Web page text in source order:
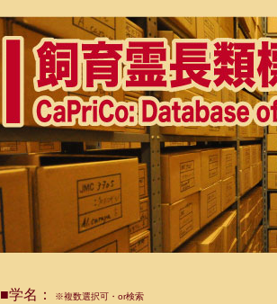
■学名： ※複数選択可・or検索